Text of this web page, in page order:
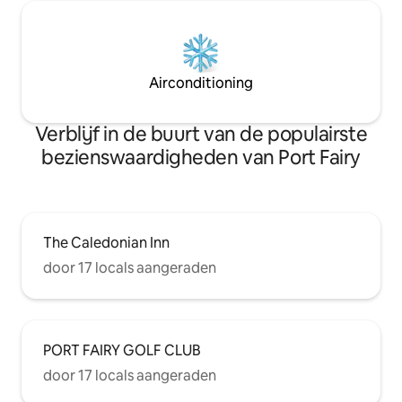
Airconditioning
Verblijf in de buurt van de populairste
bezienswaardigheden van Port Fairy
The Caledonian Inn
door 17 locals aangeraden
PORT FAIRY GOLF CLUB
door 17 locals aangeraden